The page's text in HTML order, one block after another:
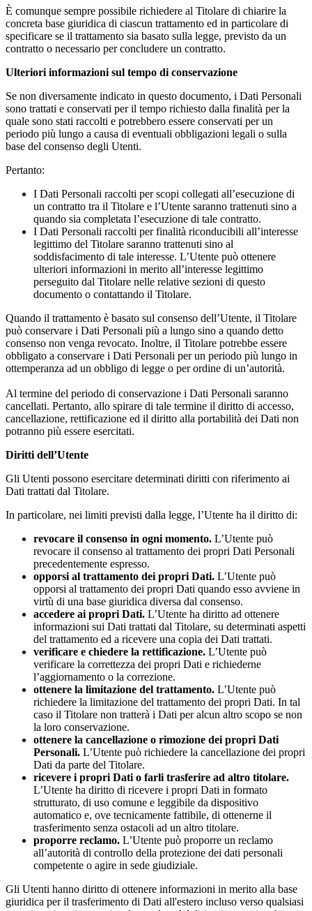
È comunque sempre possibile richiedere al Titolare di chiarire la
concreta base giuridica di ciascun trattamento ed in particolare di
specificare se il trattamento sia basato sulla legge, previsto da un
contratto o necessario per concludere un contratto.
Ulteriori informazioni sul tempo di conservazione
Se non diversamente indicato in questo documento, i Dati Personali
sono trattati e conservati per il tempo richiesto dalla finalità per la
quale sono stati raccolti e potrebbero essere conservati per un
periodo più lungo a causa di eventuali obbligazioni legali o sulla
base del consenso degli Utenti.
Pertanto:
I Dati Personali raccolti per scopi collegati all’esecuzione di
un contratto tra il Titolare e l’Utente saranno trattenuti sino a
quando sia completata l’esecuzione di tale contratto.
I Dati Personali raccolti per finalità riconducibili all’interesse
legittimo del Titolare saranno trattenuti sino al
soddisfacimento di tale interesse. L’Utente può ottenere
ulteriori informazioni in merito all’interesse legittimo
perseguito dal Titolare nelle relative sezioni di questo
documento o contattando il Titolare.
Quando il trattamento è basato sul consenso dell’Utente, il Titolare
può conservare i Dati Personali più a lungo sino a quando detto
consenso non venga revocato. Inoltre, il Titolare potrebbe essere
obbligato a conservare i Dati Personali per un periodo più lungo in
ottemperanza ad un obbligo di legge o per ordine di un’autorità.
Al termine del periodo di conservazione i Dati Personali saranno
cancellati. Pertanto, allo spirare di tale termine il diritto di accesso,
cancellazione, rettificazione ed il diritto alla portabilità dei Dati non
potranno più essere esercitati.
Diritti dell’Utente
Gli Utenti possono esercitare determinati diritti con riferimento ai
Dati trattati dal Titolare.
In particolare, nei limiti previsti dalla legge, l’Utente ha il diritto di:
revocare il consenso in ogni momento. L’Utente può
revocare il consenso al trattamento dei propri Dati Personali
precedentemente espresso.
opporsi al trattamento dei propri Dati. L’Utente può
opporsi al trattamento dei propri Dati quando esso avviene in
virtù di una base giuridica diversa dal consenso.
accedere ai propri Dati. L’Utente ha diritto ad ottenere
informazioni sui Dati trattati dal Titolare, su determinati aspetti
del trattamento ed a ricevere una copia dei Dati trattati.
verificare e chiedere la rettificazione. L’Utente può
verificare la correttezza dei propri Dati e richiederne
l’aggiornamento o la correzione.
ottenere la limitazione del trattamento. L’Utente può
richiedere la limitazione del trattamento dei propri Dati. In tal
caso il Titolare non tratterà i Dati per alcun altro scopo se non
la loro conservazione.
ottenere la cancellazione o rimozione dei propri Dati
Personali. L’Utente può richiedere la cancellazione dei propri
Dati da parte del Titolare.
ricevere i propri Dati o farli trasferire ad altro titolare.
L’Utente ha diritto di ricevere i propri Dati in formato
strutturato, di uso comune e leggibile da dispositivo
automatico e, ove tecnicamente fattibile, di ottenerne il
trasferimento senza ostacoli ad un altro titolare.
proporre reclamo. L’Utente può proporre un reclamo
all’autorità di controllo della protezione dei dati personali
competente o agire in sede giudiziale.
Gli Utenti hanno diritto di ottenere informazioni in merito alla base
giuridica per il trasferimento di Dati all'estero incluso verso qualsiasi